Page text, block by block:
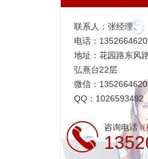
联系人：张经理
电话：
地址：花园路东风
弘熹台22层
微信：
QQ：1026593492
咨询电话（